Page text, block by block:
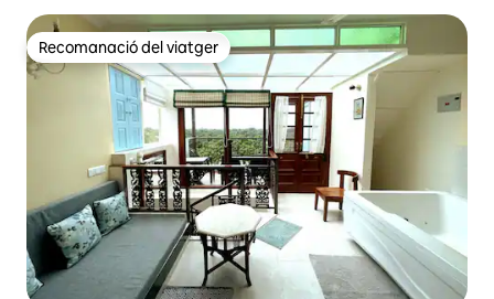
Recomanació del viatger
Recomanació del viatger